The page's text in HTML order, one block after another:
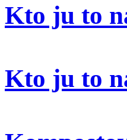
Kto ju to
Kto ju to